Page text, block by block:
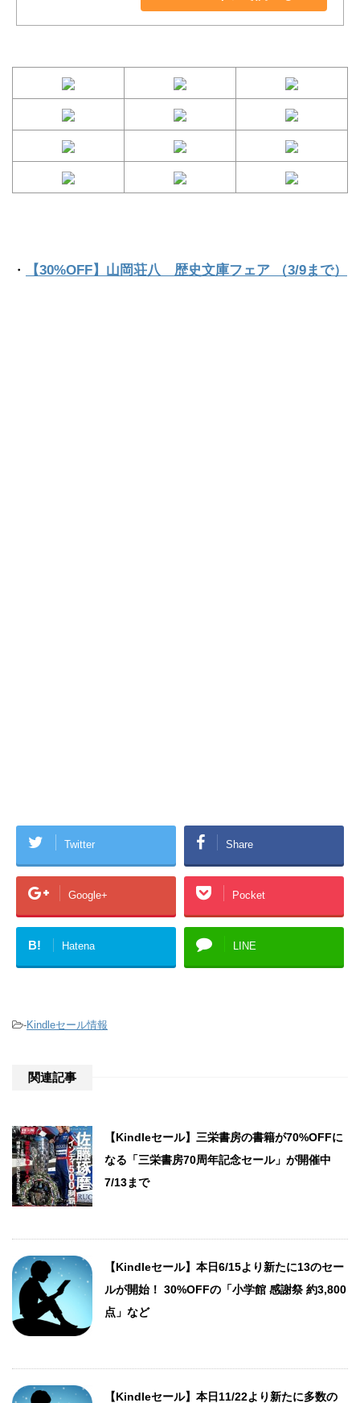
・ 【30%OFF】山岡荘八 歴史文庫フェア （3/9まで）
Twitter Share
Google+ Pocket
B! Hatena LINE
-Kindleセール情報
関連記事
【Kindleセール】三栄書房の書籍が70%OFFに
なる「三栄書房70周年記念セール」が開催中
7/13まで
【Kindleセール】本日6/15より新たに13のセー
ルが開始！ 30%OFFの「小学館 感謝祭 約3,800
点」など
【Kindleセール】本日11/22より新たに多数の